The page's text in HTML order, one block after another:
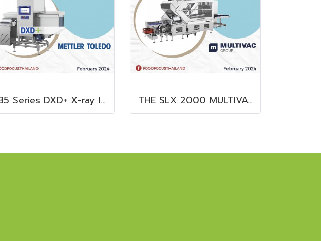
X35 Series DXD+ X-ray Inspection System THE SLX 2000 MULTIVAC SLICER